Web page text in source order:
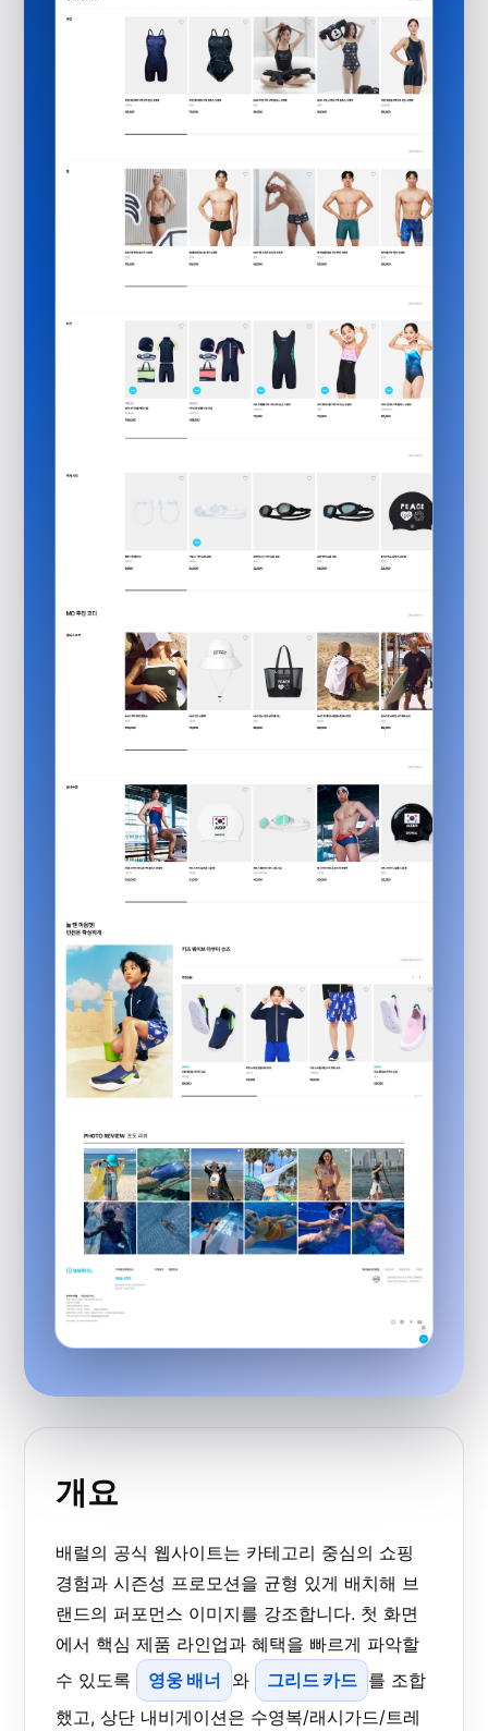
개요
배럴의 공식 웹사이트는 카테고리 중심의 쇼핑
경험과 시즌성 프로모션을 균형 있게 배치해 브
랜드의 퍼포먼스 이미지를 강조합니다. 첫 화면
에서 핵심 제품 라인업과 혜택을 빠르게 파악할
수 있도록
영웅 배너 와 그리드 카드 를 조합
했고, 상단 내비게이션은 수영복/래시가드/트레